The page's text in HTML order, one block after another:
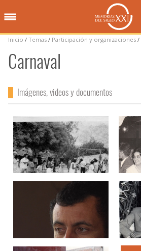
Inicio / Temas / Participación y organizaciones /
Carnaval
Imágenes, videos y documentos